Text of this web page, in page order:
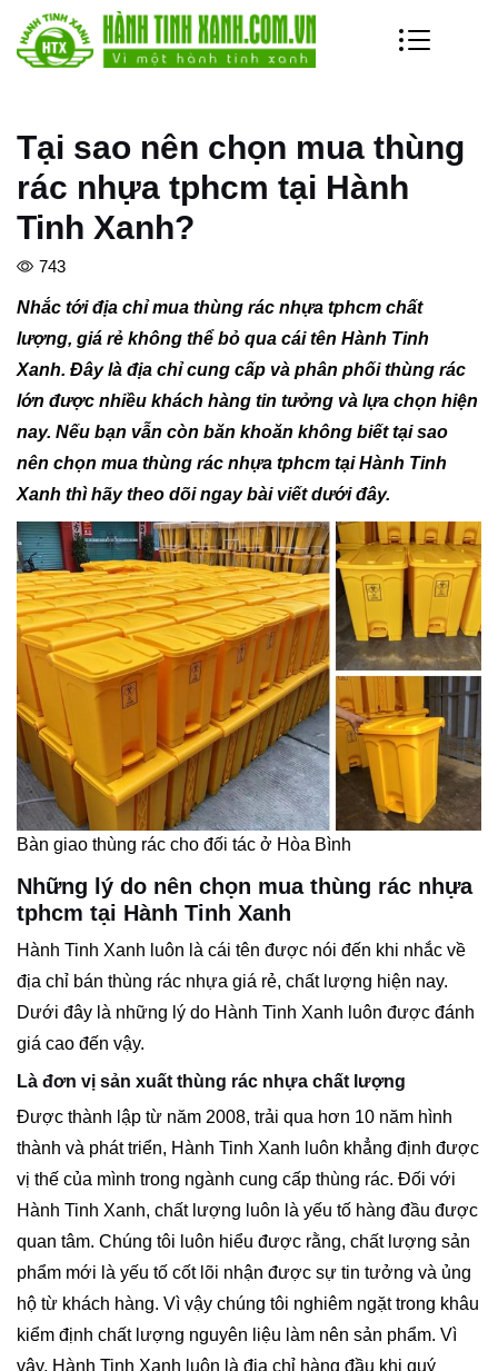
Tại sao nên chọn mua thùng
rác nhựa tphcm tại Hành
Tinh Xanh?
743
Nhắc tới địa chỉ mua thùng rác nhựa tphcm chất
lượng, giá rẻ không thể bỏ qua cái tên Hành Tinh
Xanh. Đây là địa chỉ cung cấp và phân phối thùng rác
lớn được nhiều khách hàng tin tưởng và lựa chọn hiện
nay. Nếu bạn vẫn còn băn khoăn không biết tại sao
nên chọn mua thùng rác nhựa tphcm tại Hành Tinh
Xanh thì hãy theo dõi ngay bài viết dưới đây.
Bàn giao thùng rác cho đối tác ở Hòa Bình
Những lý do nên chọn mua thùng rác nhựa
tphcm tại Hành Tinh Xanh
Hành Tinh Xanh luôn là cái tên được nói đến khi nhắc về
địa chỉ bán thùng rác nhựa giá rẻ, chất lượng hiện nay.
Dưới đây là những lý do Hành Tinh Xanh luôn được đánh
giá cao đến vậy.
Là đơn vị sản xuất thùng rác nhựa chất lượng
Được thành lập từ năm 2008, trải qua hơn 10 năm hình
thành và phát triển, Hành Tinh Xanh luôn khẳng định được
vị thế của mình trong ngành cung cấp thùng rác. Đối với
Hành Tinh Xanh, chất lượng luôn là yếu tố hàng đầu được
quan tâm. Chúng tôi luôn hiểu được rằng, chất lượng sản
phẩm mới là yếu tố cốt lõi nhận được sự tin tưởng và ủng
hộ từ khách hàng. Vì vậy chúng tôi nghiêm ngặt trong khâu
kiểm định chất lượng nguyên liệu làm nên sản phẩm. Vì
vậy, Hành Tinh Xanh luôn là địa chỉ hàng đầu khi quý